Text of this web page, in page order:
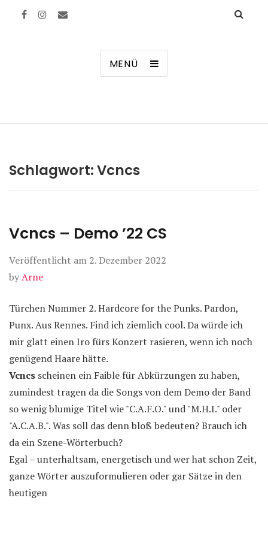
MENÜ
Schlagwort:Vcncs
Vcncs – Demo ’22 CS
Veröffentlicht am 2. Dezember 2022
byArne
Türchen Nummer 2. Hardcore for the Punks. Pardon,
Punx. Aus Rennes. Find ich ziemlich cool. Da würde ich
mir glatt einen Iro fürs Konzert rasieren, wenn ich noch
genügend Haare hätte.
Vcncs scheinen ein Faible für Abkürzungen zu haben,
zumindest tragen da die Songs von dem Demo der Band
so wenig blumige Titel wie "C.A.F.O." und "M.H.I." oder
"A.C.A.B.". Was soll das denn bloß bedeuten? Brauch ich
da ein Szene-Wörterbuch?
Egal – unterhaltsam, energetisch und wer hat schon Zeit,
ganze Wörter auszuformulieren oder gar Sätze in den
heutigen